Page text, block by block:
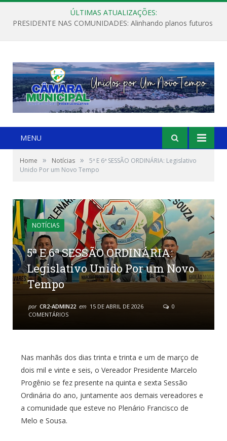
ÚLTIMAS ATUALIZAÇÕES:
PRESIDENTE NAS COMUNIDADES: Alinhando planos futuros
MENU
Home » Notícias »
5ª E 6ª SESSÃO ORDINÁRIA: Legislativo
Unido Por um Novo Tempo
NOTÍCIAS
5ª E 6ª SESSÃO ORDINÁRIA:
Legislativo Unido Por um Novo
Tempo
por CR2-ADMIN22 em 15 DE ABRIL DE 2026
0
COMENTÁRIOS
Nas manhãs dos dias trinta e trinta e um de março de
dois mil e vinte e seis, o Vereador Presidente Marcelo
Progênio se fez presente na quinta e sexta Sessão
Ordinária do ano, juntamente aos demais vereadores e
a comunidade que esteve no Plenário Francisco de
Melo e Sousa.